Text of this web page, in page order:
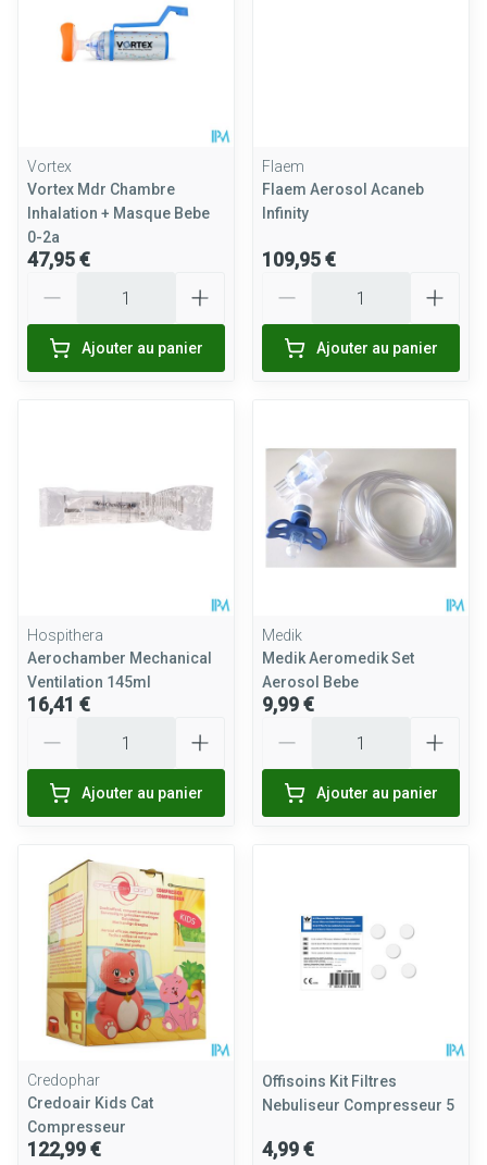
Vortex
Vortex Mdr Chambre
Inhalation + Masque Bebe
0-2a
47,95 €
Ajouter au panier
Flaem
Flaem Aerosol Acaneb
Infinity
109,95 €
Ajouter au panier
Hospithera
Aerochamber Mechanical
Ventilation 145ml
16,41 €
Ajouter au panier
Medik
Medik Aeromedik Set
Aerosol Bebe
9,99 €
Ajouter au panier
Credophar
Credoair Kids Cat
Compresseur
122,99 €
Offisoins Kit Filtres
Nebuliseur Compresseur 5
4,99 €